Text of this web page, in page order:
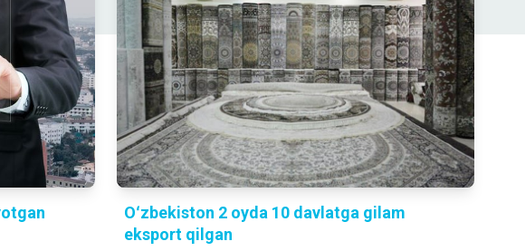
Oʻzbekiston 2 oyda 10 davlatga gilam
eksport qilgan